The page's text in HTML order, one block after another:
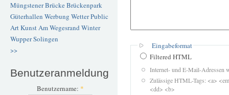
Müngstener BrückeBrückenpark
Güterhallen Werbung WetterPublic
ArtKunstAm Wegesrand Winter
WupperSolingen
>>
Benutzeranmeldung
Benutzername: *
Eingabeformat
Filtered HTML
Internet- und E-Mail-Adressen
Zulässige HTML-Tags: <a>
<dd> <b>